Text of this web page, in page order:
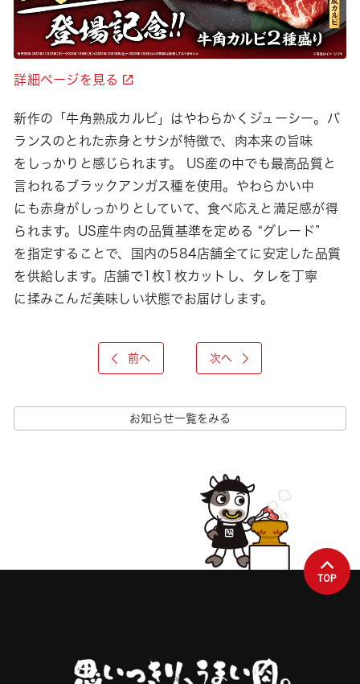
詳細ページを見る
新作の「牛角熟成カルビ」はやわらかくジューシー。バ
ランスのとれた赤身とサシが特徴で、肉本来の旨味
をしっかりと感じられます。 US産の中でも最高品質と
言われるブラックアンガス種を使用。やわらかい中
にも赤身がしっかりとしていて、食べ応えと満足感が得
られます。US産牛肉の品質基準を定める “グレード”
を指定することで、国内の584店舗全てに安定した品質
を供給します。店舗で1枚1枚カットし、タレを丁寧
に揉みこんだ美味しい状態でお届けします。
前へ 次へ
お知らせ一覧をみる
TOP